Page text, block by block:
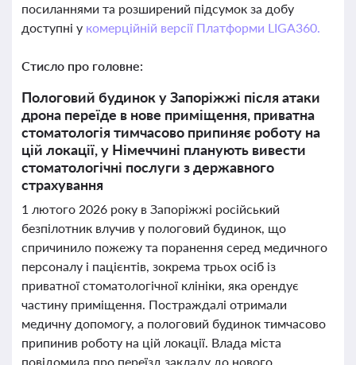
посиланнями та розширений підсумок за добу
доступні у комерційній версії Платформи LIGA360.
Стисло про головне:
Пологовий будинок у Запоріжжі після атаки
дрона переїде в нове приміщення, приватна
стоматологія тимчасово припиняє роботу на
цій локації, у Німеччині планують вивести
стоматологічні послуги з державного
страхування
1 лютого 2026 року в Запоріжжі російський
безпілотник влучив у пологовий будинок, що
спричинило пожежу та поранення серед медичного
персоналу і пацієнтів, зокрема трьох осіб із
приватної стоматологічної клініки, яка орендує
частину приміщення. Постраждалі отримали
медичну допомогу, а пологовий будинок тимчасово
припинив роботу на цій локації. Влада міста
повідомила про переїзд закладу до нового